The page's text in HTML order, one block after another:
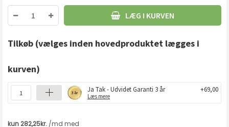
LÆG I KURVEN
Tilkøb (vælges inden hovedproduktet lægges i
kurven)
Ja Tak - Udvidet Garanti 3 år
Læs mere
+69,00